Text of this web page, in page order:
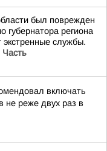
был поврежден
региона
службы.
Часть
включать
не реже двух раз в